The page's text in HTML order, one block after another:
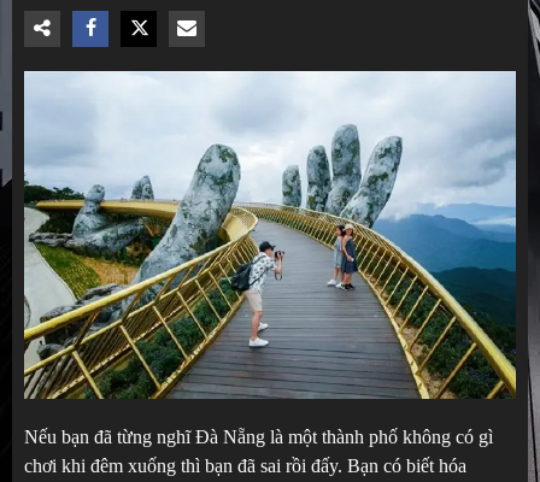
Nếu bạn đã từng nghĩ Đà Nẵng là một thành phố không có gì
chơi khi đêm xuống thì bạn đã sai rồi đấy. Bạn có biết hóa